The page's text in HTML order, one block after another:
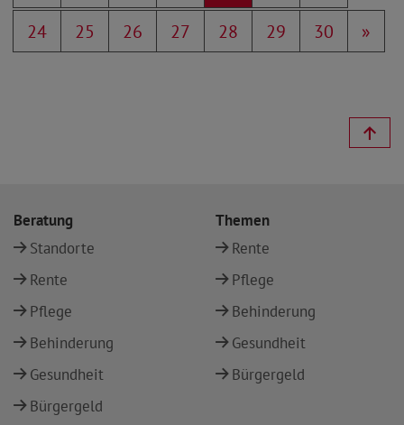
24
25 26 27 28 29 30 »
Beratung
Standorte
Rente
Pflege
Behinderung
Gesundheit
Bürgergeld
Themen
Rente
Pflege
Behinderung
Gesundheit
Bürgergeld